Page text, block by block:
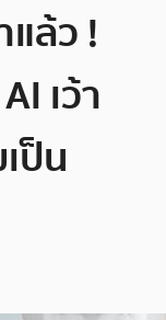
ล้ว !
เว้า
ป็น